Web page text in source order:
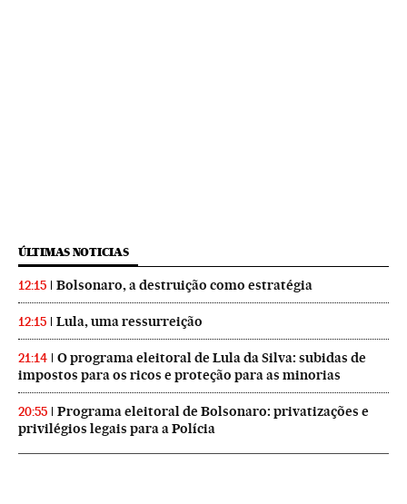
ÚLTIMAS NOTICIAS
12:15 Bolsonaro, a destruição como estratégia
12:15 Lula, uma ressurreição
21:14
O programa eleitoral de Lula da Silva: subidas de
impostos para os ricos e proteção para as minorias
20:55
Programa eleitoral de Bolsonaro: privatizações e
privilégios legais para a Polícia